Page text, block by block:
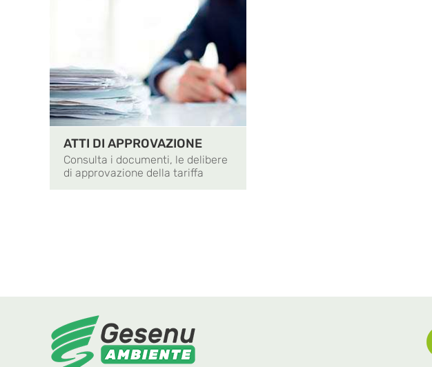
ATTI DI APPROVAZIONE
Consulta i documenti, le delibere
di approvazione della tariffa